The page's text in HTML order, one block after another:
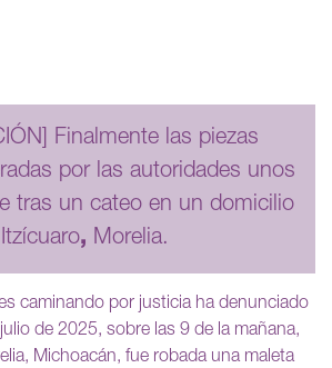
Finalmente las piezas
por las autoridades unos
tras un cateo en un domicilio
, Morelia.
caminando por justicia ha denunciado
de 2025, sobre las 9 de la mañana,
Michoacán, fue robada una maleta